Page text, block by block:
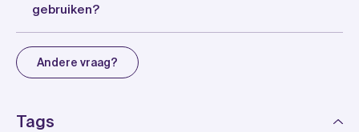
gebruiken?
Andere vraag?
Tags